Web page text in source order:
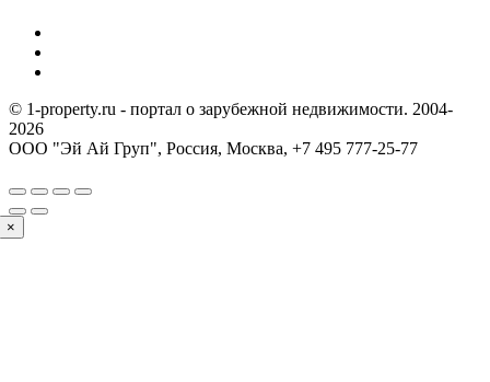
© 1-property.ru - портал о зарубежной недвижимости. 2004-
2026
ООО "Эй Ай Груп", Россия, Москва, +7 495 777-25-77
×